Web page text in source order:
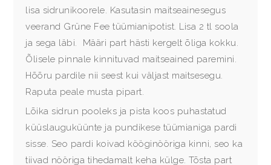
lisa sidrunikoorele. Kasutasin maitseainesegus
veerand Grüne Fee tüümianipotist. Lisa 2 tl soola
ja sega läbi. Määri part hästi kergelt õliga kokku.
Õlisele pinnale kinnituvad maitseained paremini.
Hõõru pardile nii seest kui väljast maitsesegu.
Raputa peale musta pipart.
Lõika sidrun pooleks ja pista koos puhastatud
küüslauguküünte ja pundikese tüümianiga pardi
sisse. Seo pardi koivad kööginööriga kinni, seo ka
tiivad nööriga tihedamalt keha külge. Tõsta part